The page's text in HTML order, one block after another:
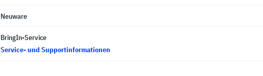
Neuware
BringIn-Service
Service- und Supportinformationen